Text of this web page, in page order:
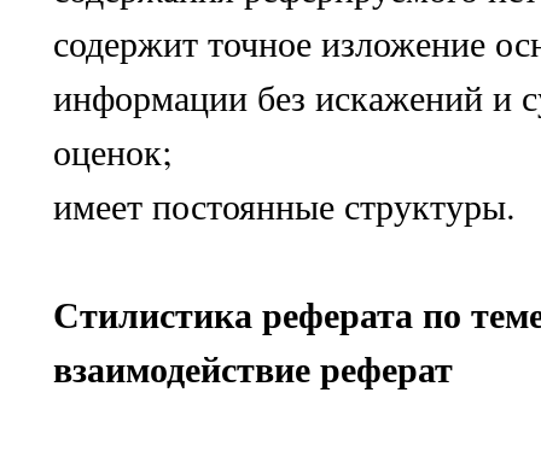
содержит точное изложение
информации без искажений и
оценок;
имеет постоянные структуры.
Стилистика реферата по
взаимодействие реферат